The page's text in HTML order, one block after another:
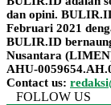
dan opini.
Februari 2021
BULIR.ID
Nusantara
AHU-
Contact us:
FOLLOW US